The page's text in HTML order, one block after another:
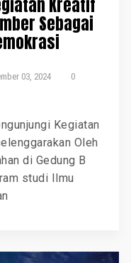
Kreatif
Sebagai
03, 2024
0
Kegiatan
Oleh
di Gedung B
studi Ilmu